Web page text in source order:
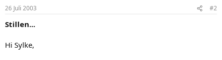
26 Juli 2003 #2
Stillen...
Hi Sylke,